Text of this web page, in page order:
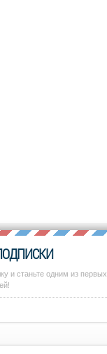
и станьте одним из первых,